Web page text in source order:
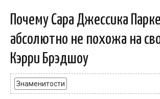
Почему Сара Джессика
абсолютно не похожа на
Кэрри Брэдшоу
Знаменитости